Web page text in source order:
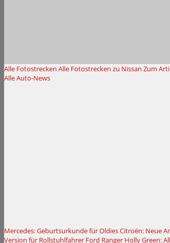
Alle Fotostrecken Alle Fotostrecken zu Nissan Zum
Alle Auto-News
Mercedes: Geburtsurkunde für OldiesCitroën: Neue
Version für Rollstuhlfahrer Ford Ranger Holly Green: